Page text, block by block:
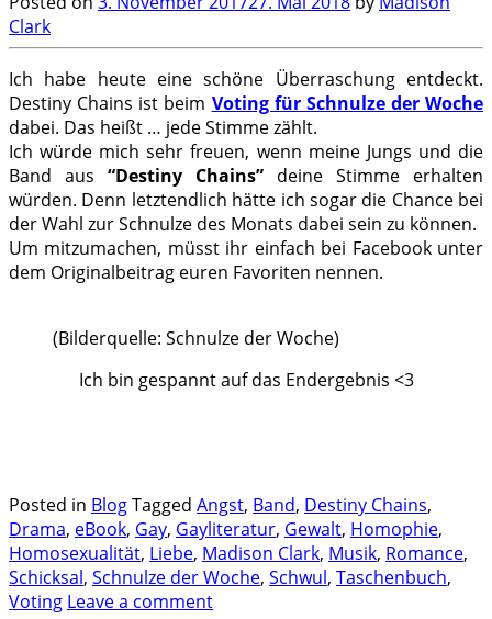
Clark
Ich habe heute eine schöne Überraschung entdeckt.
Destiny Chains ist beim Voting für Schnulze der Woche
dabei. Das heißt … jede Stimme zählt.
Ich würde mich sehr freuen, wenn meine Jungs und die
Band aus “Destiny Chains” deine Stimme erhalten
würden. Denn letztendlich hätte ich sogar die Chance bei
der Wahl zur Schnulze des Monats dabei sein zu können.
Um mitzumachen, müsst ihr einfach bei Facebook unter
dem Originalbeitrag euren Favoriten nennen.
(Bilderquelle: Schnulze der Woche)
Ich bin gespannt auf das Endergebnis <3
Posted in BlogTagged Angst, Band, Destiny Chains,
Drama, eBook, Gay, Gayliteratur, Gewalt, Homophie,
Homosexualität, Liebe, Madison Clark, Musik, Romance,
Schicksal, Schnulze der Woche, Schwul, Taschenbuch,
Voting Leave a comment